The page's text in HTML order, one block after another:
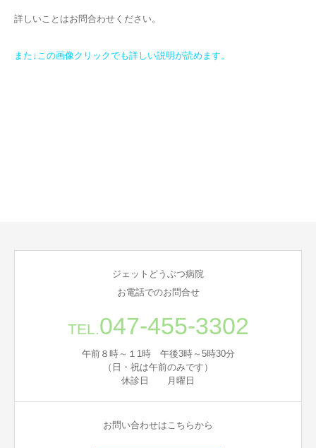
詳しいことはお問合わせください。
また↓ この画像クリックでも詳しい説明が読めます。
ジェットどうぶつ病院
お電話でのお問合せ
TEL.047-455-3302
午前８時～１1時 午後3時～5時30分
（日・祝は午前のみです）
休診日 月曜日
お問い合わせはこちらから